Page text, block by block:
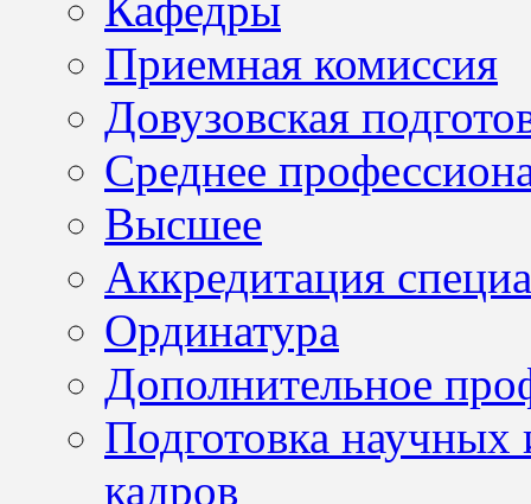
Кафедры
Приемная комиссия
Довузовская
Среднее
Высшее
Аккредитация
Ординатура
Дополнительное
Подготовка научных
кадров